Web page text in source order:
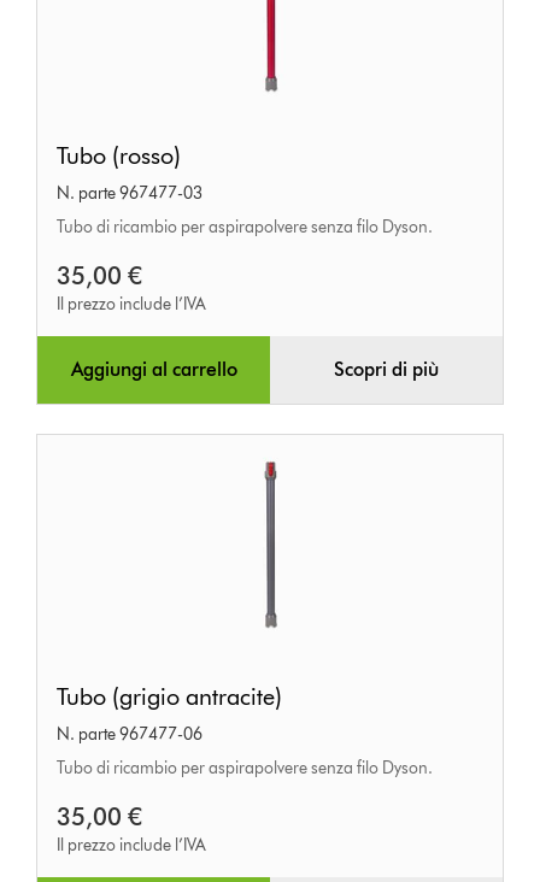
(rosso)
Tubo (rosso)
N. parte 967477-03
Tubo di ricambio per aspirapolvere senza filo Dyson.
35,00 €
Il prezzo include l’IVA
Aggiungi al carrello Scopri di più
(grigio
antracite)
Tubo (grigio antracite)
N. parte 967477-06
Tubo di ricambio per aspirapolvere senza filo Dyson.
35,00 €
Il prezzo include l’IVA